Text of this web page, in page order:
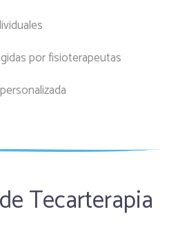
por fisioterapeutas
Tecarterapia